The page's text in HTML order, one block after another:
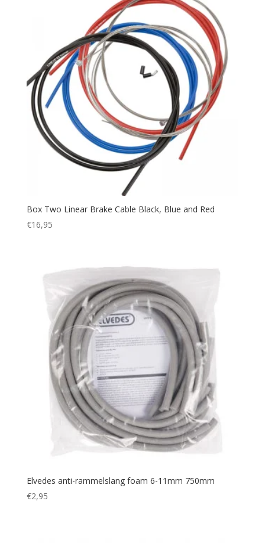
Box Two Linear Brake Cable Black, Blue and Red
€16,95
Elvedes anti-rammelslang foam 6-11mm 750mm
€2,95